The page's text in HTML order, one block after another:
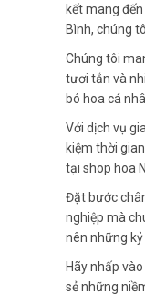
kết mang
Bình, chúng
Chúng tôi
tươi tắn và
bó hoa cá
Với dịch vụ
kiệm thời
tại shop hoa
Đặt bước
nghiệp mà
nên những kỷ
Hãy nhấp
sẻ những